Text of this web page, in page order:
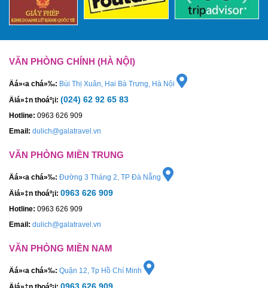
VĂN PHÒNG CHÍNH (HÀ NỘI)
Äá»‹a chá»‰: Bùi Thị Xuân, Hai Bà Trưng, Hà Nội
Äiá»‡n thoáº¡i: (024) 62 92 65 83
Hotline: 0963 626 909
Email: dulich@galatravel.vn
VĂN PHÒNG MIỀN TRUNG
Äá»‹a chá»‰: Đường 3 Tháng 2, TP Đà Nẵng
Äiá»‡n thoáº¡i: 0963 626 909
Hotline: 0963 626 909
Email: dulich@galatravel.vn
VĂN PHÒNG MIỀN NAM
Äá»‹a chá»‰: Quận 12, Tp Hồ Chí Minh